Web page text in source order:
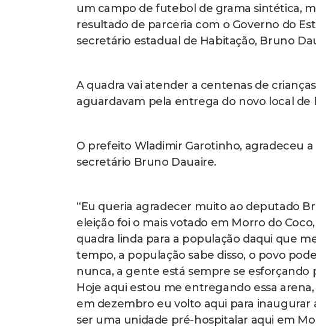
um campo de futebol de grama sintética,
resultado de parceria com o Governo do
secretário estadual de Habitação, Bruno
A quadra vai atender a centenas de
aguardavam pela entrega do novo local de
O prefeito Wladimir Garotinho, agradeceu
secretário Bruno Dauaire.
“Eu queria agradecer muito ao deputado
eleição foi o mais votado em Morro do
quadra linda para a população daqui que
tempo, a população sabe disso, o povo
nunca, a gente está sempre se
Hoje aqui estou me entregando essa
em dezembro eu volto aqui para inaugurar
ser uma unidade pré-hospitalar aqui em